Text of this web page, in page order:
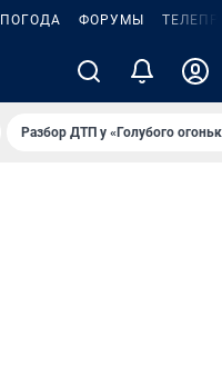
ПОГОДА ФОРУМЫ
Разбор ДТП у «Голубого